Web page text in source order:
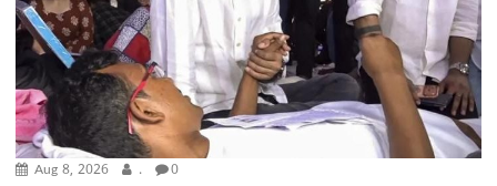
Aug 8, 2026 . 0